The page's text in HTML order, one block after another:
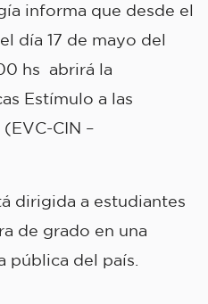
informa que desde el
día 17 de mayo del
hs abrirá la
Estímulo a las
CIN –
dirigida a estudiantes
de grado en una
pública del país.